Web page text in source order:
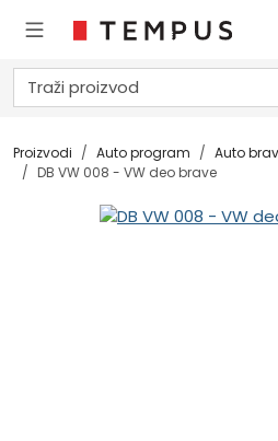
Proizvodi Auto program
Auto
DB VW 008 - VW deo brave